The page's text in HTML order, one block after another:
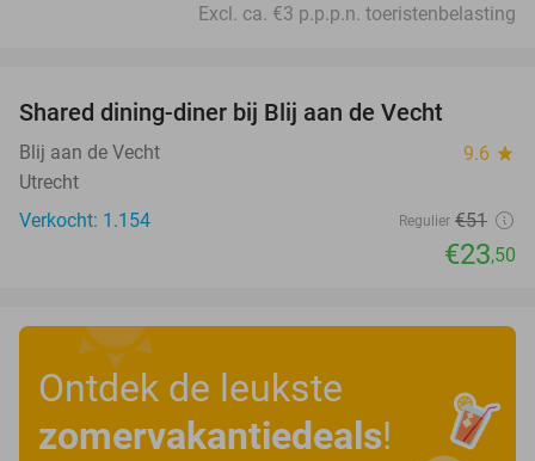
Excl. ca. €3 p.p.p.n. toeristenbelasting
Shared dining-diner bij Blij aan de Vecht
Blij aan de Vecht 9.6 star
Utrecht
Verkocht: 1.154
Regulier €51
€23,50
Ontdek de leukste
zomervakantiedeals!